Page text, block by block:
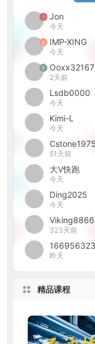
1 Jon
今天
2 IMP-XING
今天
3 Ooxx32167
2天前
Lsdb0000
今天
Kimi-L
今天
Cstone1975
51天前
大V快跑
今天
Ding2025
今天
Viking8866
323天前
昨天
精品课程